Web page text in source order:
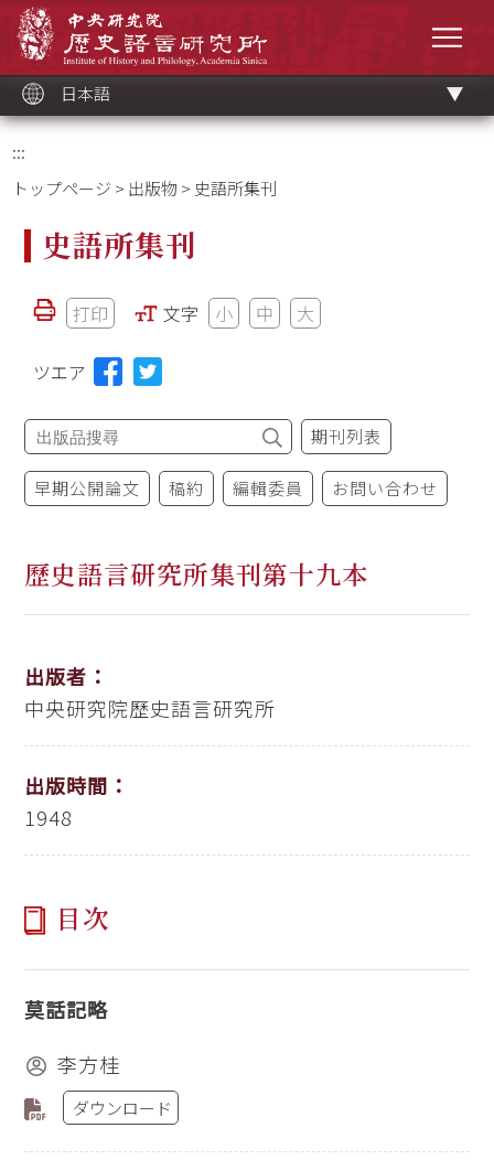
ッ
ク
日本語
:::
トップページ > 出版物 > 史語所集刊
史語所集刊
打印 文字 小 中 大
ツエア
期刊列表
早期公開論文 稿約 編輯委員 お問い合わせ
歷史語言研究所集刊第十九本
出版者：
中央研究院歷史語言研究所
出版時間：
1948
目次
莫話記略
李方桂
ダウンロード